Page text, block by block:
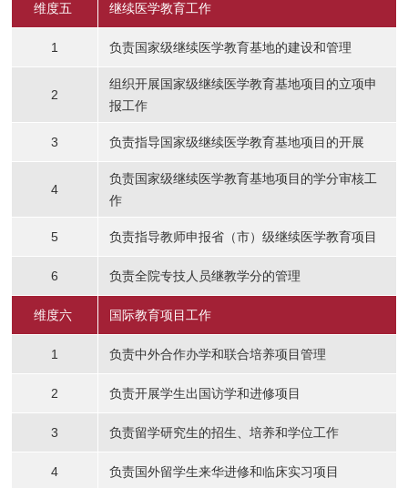
维度五 继续医学教育工作
1 负责国家级继续医学教育基地的建设和管理
2
组织开展国家级继续医学教育基地项目的立项申
报工作
3 负责指导国家级继续医学教育基地项目的开展
4
负责国家级继续医学教育基地项目的学分审核工
作
5 负责指导教师申报省（市）级继续医学教育项目
6 负责全院专技人员继教学分的管理
维度六 国际教育项目工作
1 负责中外合作办学和联合培养项目管理
2 负责开展学生出国访学和进修项目
3 负责留学研究生的招生、培养和学位工作
4 负责国外留学生来华进修和临床实习项目